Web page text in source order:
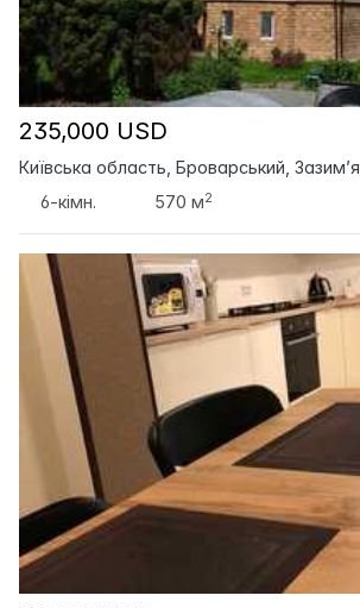
235,000 USD
Київська область, Броварський, Зазим’я
6-кімн.
570 м2